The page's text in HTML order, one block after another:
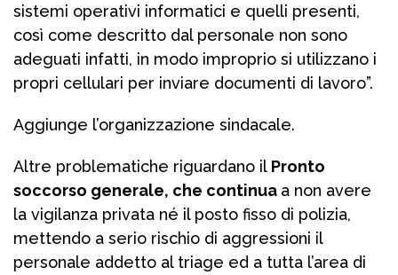
sistemi operativi informatici e quelli presenti,
così come descritto dal personale non sono
adeguati infatti, in modo improprio si utilizzano i
propri cellulari per inviare documenti di lavoro”.
Aggiunge l’organizzazione sindacale.
Altre problematiche riguardano il Pronto
soccorso generale, che continua a non avere
la vigilanza privata né il posto fisso di polizia,
mettendo a serio rischio di aggressioni il
personale addetto al triage ed a tutta l’area di